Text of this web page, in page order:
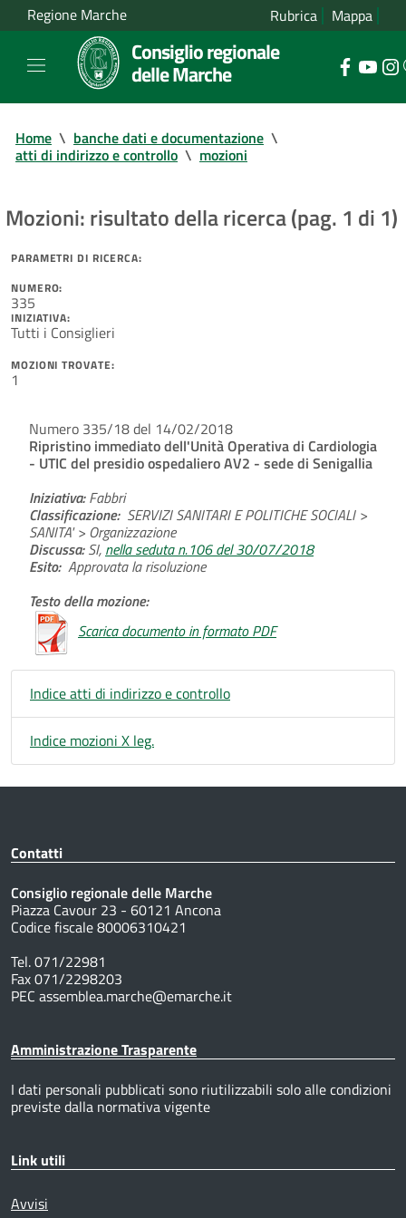
Regione Marche Rubrica Mappa
Consiglio regionale
delle Marche
Home \ banche dati e documentazione \
atti di indirizzo e controllo \ mozioni
Mozioni: risultato della ricerca (pag. 1 di 1)
PARAMETRI DI RICERCA:
NUMERO:
335
INIZIATIVA:
Tutti i Consiglieri
MOZIONI TROVATE:
1
Numero 335/18 del 14/02/2018
Ripristino immediato dell'Unità Operativa di Cardiologia
- UTIC del presidio ospedaliero AV2 - sede di Senigallia
Iniziativa:Fabbri
Classificazione: SERVIZI SANITARI E POLITICHE SOCIALI >
SANITA' > Organizzazione
Discussa:SI, nella seduta n.106 del 30/07/2018
Esito: Approvata la risoluzione
Testo della mozione:
Scarica documento in formato PDF
Indice atti di indirizzo e controllo
Indice mozioni X leg.
Contatti
Consiglio regionale delle Marche
Piazza Cavour 23 - 60121 Ancona
Codice fiscale 80006310421
Tel. 071/22981
Fax 071/2298203
PEC assemblea.marche@emarche.it
Amministrazione Trasparente
I dati personali pubblicati sono riutilizzabili solo alle condizioni
previste dalla normativa vigente
Link utili
Avvisi